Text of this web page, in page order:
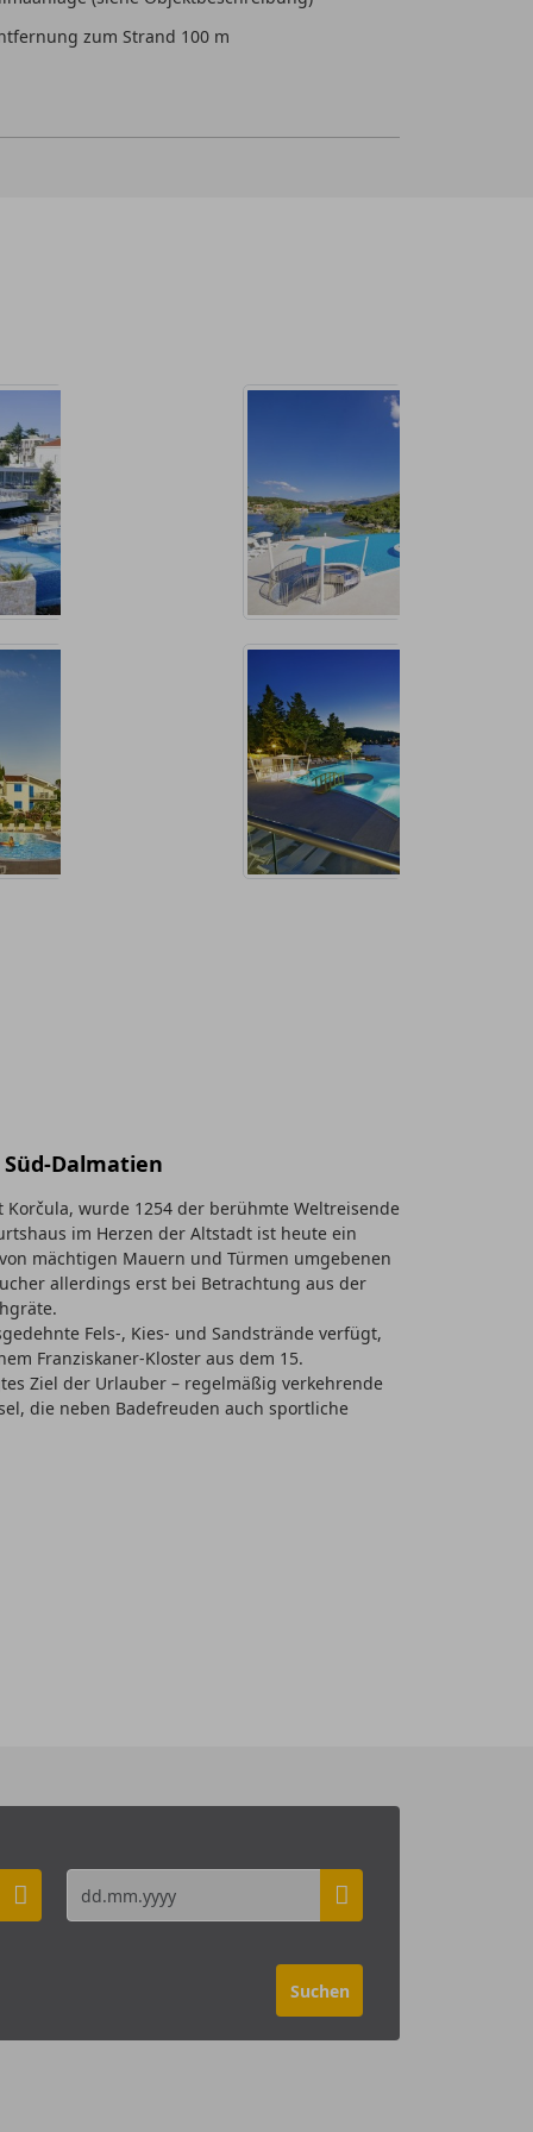
zum Strand 100 m
Dalmatien
wurde 1254 der berühmte Weltreisende
im Herzen der Altstadt ist heute ein
mächtigen Mauern und Türmen umgebenen
allerdings erst bei Betrachtung aus der
Fels-, Kies- und Sandstrände verfügt,
Franziskaner-Kloster aus dem 15.
Ziel der Urlauber – regelmäßig verkehrende
die neben Badefreuden auch sportliche